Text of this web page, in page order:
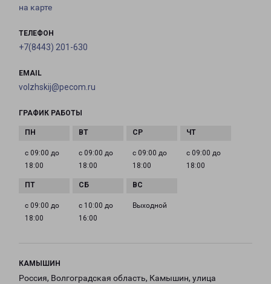
на карте
ТЕЛЕФОН
+7(8443) 201-630
EMAIL
volzhskij@pecom.ru
ГРАФИК РАБОТЫ
с 09:00 до
18:00
с 09:00 до
18:00
с 09:00 до
18:00
с 09:00 до
18:00
с 09:00 до
18:00
с 10:00 до
16:00
Выходной
КАМЫШИН
Россия, Волгоградская область, Камышин, улица